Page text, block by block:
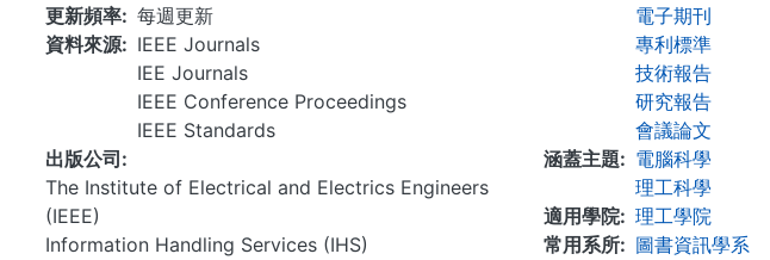
更新頻率
每週更新
資料來源
IEEE Journals
IEE Journals
IEEE Conference Proceedings
IEEE Standards
出版公司
The Institute of Electrical and Electrics Engineers
(IEEE)
Information Handling Services (IHS)
電子期刊
專利標準
技術報告
研究報告
會議論文
涵蓋主題
電腦科學
理工科學
適用學院
理工學院
常用系所
圖書資訊學系